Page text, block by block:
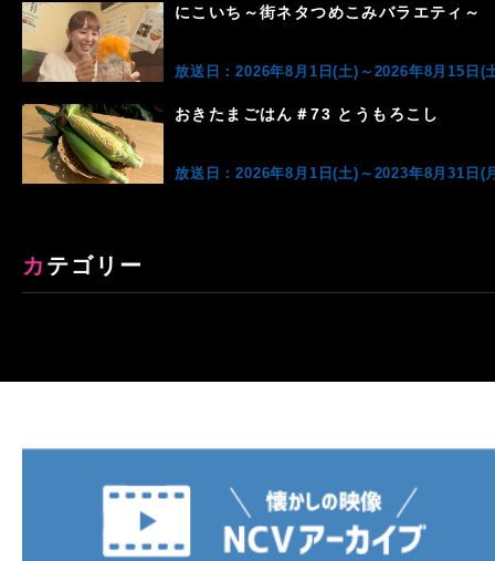
にこいち～街ネタつめこみバラエティ～
放送日：2026年8月1日(土)～2026年8月15日(
おきたまごはん＃73 とうもろこし
放送日：2026年8月1日(土)～2023年8月31日(
カテゴリー